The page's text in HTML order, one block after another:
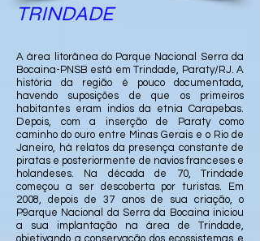
TRINDADE
A área litorânea do Parque Nacional Serra da
Bocaina-PNSB está em Trindade, Paraty/RJ. A
história da região é pouco documentada,
havendo suposições de que os primeiros
habitantes eram indios da etnia Carapebas.
Depois, com a inserção de Paraty como
caminho do ouro entre Minas Gerais e o Rio de
Janeiro, há relatos da presença constante de
piratas e posteriormente de navios franceses e
holandeses. Na década de 70, Trindade
começou a ser descoberta por turistas. Em
2008, depois de 37 anos de sua criação, o
P9arque Nacional da Serra da Bocaina iniciou
a sua implantação na área de Trindade,
objetivando a conservação dos ecossistemas e